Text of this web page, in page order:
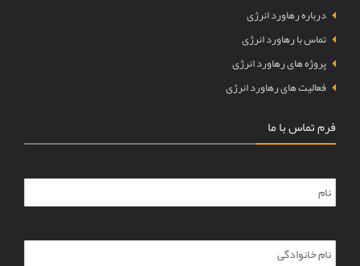
درباره رهاورد انرژی
تماس با رهاورد انرژی
پروژه های رهاورد انرژی
فعالیت های رهاورد انرژی
فرم تماس با ما